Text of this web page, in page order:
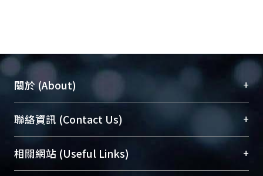
關於 (About) +
臺大位居世界頂尖大學之列，為永久珍藏及向國際
展現本校豐碩的研究成果及學術能量，圖書館整合
機構典藏（NTUR）與學術庫（AH）不同功能平
台，成為臺大學術典藏NTU scholars。期能整合研
聯絡資訊 (Contact Us) +
總館學科館員(Main Library)
醫學圖書館學科館員(Medical Library)
相關網站 (Useful Links) +